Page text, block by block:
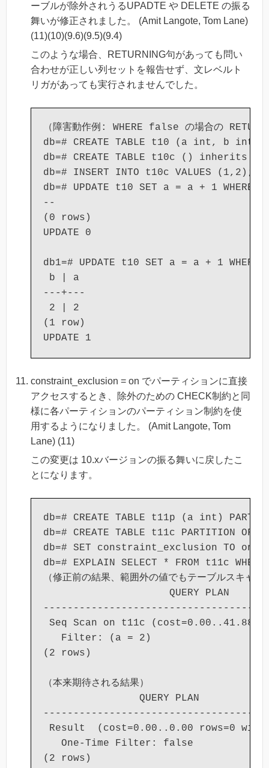
ーブルが除外されうるUPADTE や DELETE の振る
舞いが修正されました。 (Amit Langote, Tom Lane)
(11)(10)(9.6)(9.5)(9.4)
このような場合、RETURNING句があっても問い
合わせが正しい列セットを報告せず、文レベルト
リガがあっても実行されませんでした。
（障害動作例: WHERE false の場合の
db=# CREATE TABLE t10 (a int, b int);
db=# CREATE TABLE t10c () inherits
db=# INSERT INTO t10c VALUES (1,2);
db=# UPDATE t10 SET a = a + 1 WHERE
--
(0 rows)
UPDATE 0
db1=# UPDATE t10 SET a = a + 1
b | a
---+---
2 | 2
(1 row)
constraint_exclusion = on でパーティションに直接
アクセスするとき、除外のための CHECK制約と同
様に各パーティションのパーティション制約を使
用するようになりました。 (Amit Langote, Tom
Lane) (11)
この変更は 10.xバージョンの振る舞いに戻したこ
とになります。
db=# CREATE TABLE t11p (a int)
db=# CREATE TABLE t11c PARTITION OF
db=# SET constraint_exclusion TO on;
db=# EXPLAIN SELECT * FROM t11c
（修正前の結果、範囲外の値でもテーブルスキャン
                     QUERY PLAN
Seq Scan on t11c (cost=0.00..41.88
   Filter: (a = 2)
(2 rows)
（本来期待される結果）
                QUERY PLAN
Result  (cost=0.00..0.00 rows=0
   One-Time Filter: false